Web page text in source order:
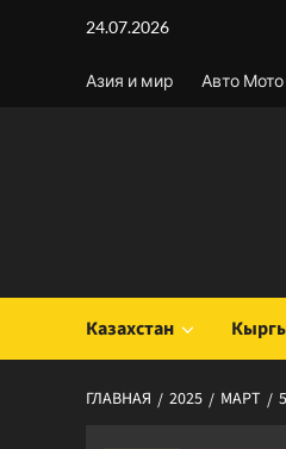
содержимому
24.07.2026
Азия и мир Авто Мото
Казахстан
ГЛАВНАЯ 2025 МАРТ 5